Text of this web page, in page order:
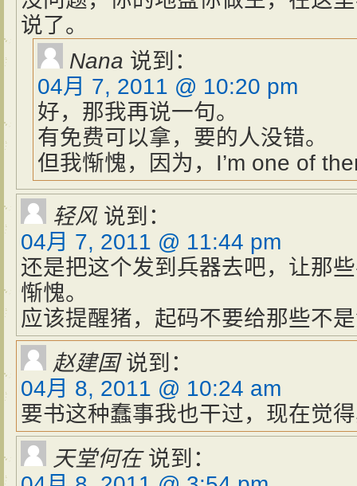
说了。
Nana 说到：
04月 7, 2011 @ 10:20 pm
好，那我再说一句。
有免费可以拿，要的人没错。
但我惭愧，因为，I’m one of
轻风 说到：
04月 7, 2011 @ 11:44 pm
还是把这个发到兵器去吧，让那
惭愧。
应该提醒猪，起码不要给那些不
赵建国 说到：
04月 8, 2011 @ 10:24 am
要书这种蠢事我也干过，现在觉
天堂何在 说到：